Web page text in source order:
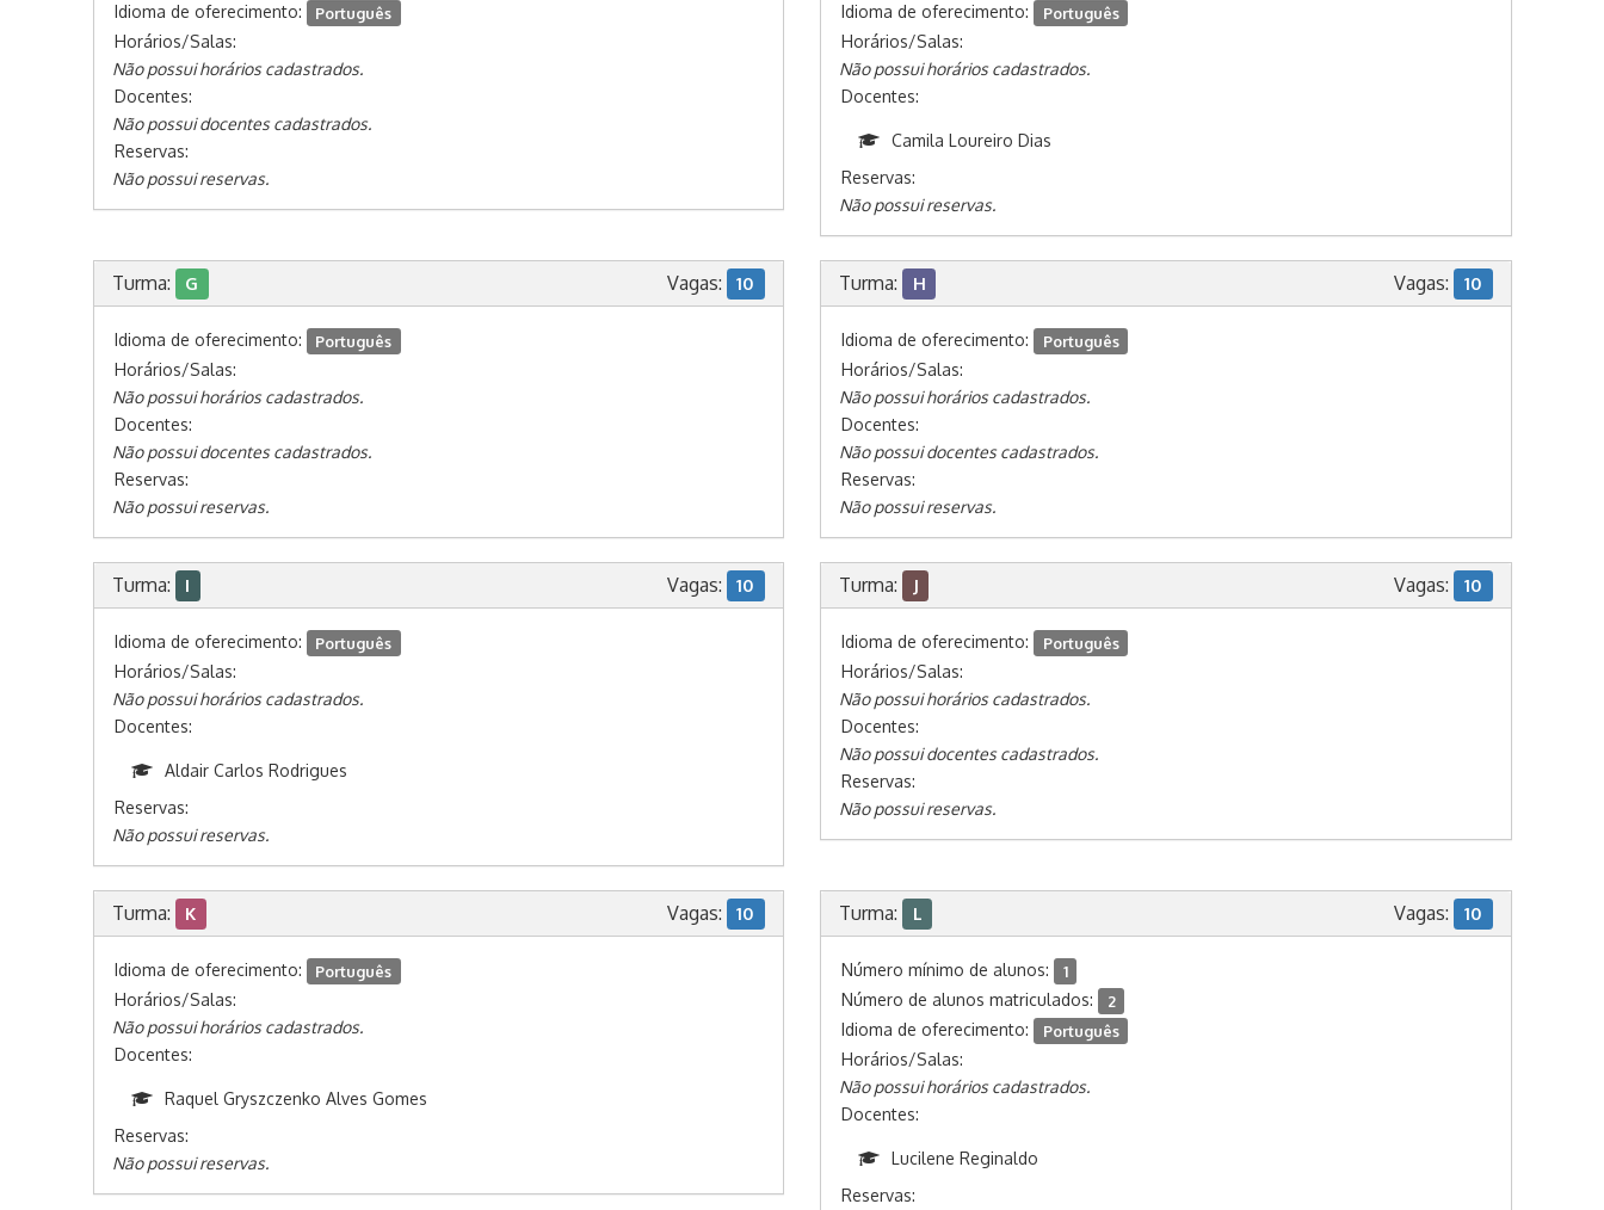
Idioma de oferecimento: Português
Horários/Salas:
Não possui horários cadastrados.
Docentes:
Não possui docentes cadastrados.
Reservas:
Não possui reservas.
Idioma de oferecimento: Português
Horários/Salas:
Não possui horários cadastrados.
Docentes:
Camila Loureiro Dias
Reservas:
Não possui reservas.
Turma: G Vagas: 10
Idioma de oferecimento: Português
Horários/Salas:
Não possui horários cadastrados.
Docentes:
Não possui docentes cadastrados.
Reservas:
Não possui reservas.
Turma: H Vagas: 10
Idioma de oferecimento: Português
Horários/Salas:
Não possui horários cadastrados.
Docentes:
Não possui docentes cadastrados.
Reservas:
Não possui reservas.
Turma: I Vagas: 10
Idioma de oferecimento: Português
Horários/Salas:
Não possui horários cadastrados.
Docentes:
Aldair Carlos Rodrigues
Reservas:
Não possui reservas.
Turma: J Vagas: 10
Idioma de oferecimento: Português
Horários/Salas:
Não possui horários cadastrados.
Docentes:
Não possui docentes cadastrados.
Reservas:
Não possui reservas.
Turma: K Vagas: 10
Idioma de oferecimento: Português
Horários/Salas:
Não possui horários cadastrados.
Docentes:
Raquel Gryszczenko Alves Gomes
Reservas:
Não possui reservas.
Turma: L Vagas: 10
Número mínimo de alunos: 1
Número de alunos matriculados: 2
Idioma de oferecimento: Português
Horários/Salas:
Não possui horários cadastrados.
Docentes:
Lucilene Reginaldo
Reservas: